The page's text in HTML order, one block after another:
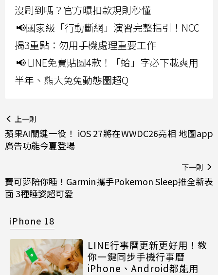
沒刷到嗎？官方曝扣款規則秒懂
📢國家級「行動斷網」演習完整指引！NCC
揭3重點：勿用手機處理重要工作
📢 LINE免費貼圖4款！「蛤」字必下載爽用
半年、熊大兔兔動態圖超Q
上一則
蘋果AI關鍵一役！ iOS 27將在WWDC26亮相 地圖app
廣告功能今夏登場
下一則
寶可夢陪你睡！Garmin攜手Pokemon Sleep推全新表
面 3種睡姿超可愛
iPhone 18
LINE行事曆更新更好用！教
你一鍵同步手機行事曆
iPhone、Android都能用